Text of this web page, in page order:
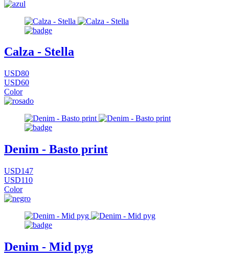
Calza - Stella
USD80
USD60
Color
Denim - Basto print
USD147
USD110
Color
Denim - Mid pyg